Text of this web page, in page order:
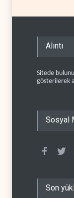
Alıntı
Sitede
gösterilerek
Sosyal
Son